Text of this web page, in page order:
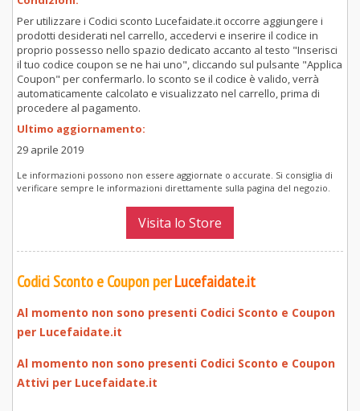
Per utilizzare i Codici sconto Lucefaidate.it occorre aggiungere i
prodotti desiderati nel carrello, accedervi e inserire il codice in
proprio possesso nello spazio dedicato accanto al testo "Inserisci
il tuo codice coupon se ne hai uno", cliccando sul pulsante "Applica
Coupon" per confermarlo. lo sconto se il codice è valido, verrà
automaticamente calcolato e visualizzato nel carrello, prima di
procedere al pagamento.
Ultimo aggiornamento:
29 aprile 2019
Le informazioni possono non essere aggiornate o accurate. Si consiglia di
verificare sempre le informazioni direttamente sulla pagina del negozio.
Visita lo Store
Codici Sconto e Coupon perLucefaidate.it
Al momento non sono presenti Codici Sconto e Coupon
per Lucefaidate.it
Al momento non sono presenti Codici Sconto e Coupon
Attivi per Lucefaidate.it